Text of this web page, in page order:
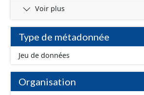
Voir plus
Type de métadonnée
Jeu de données
Organisation